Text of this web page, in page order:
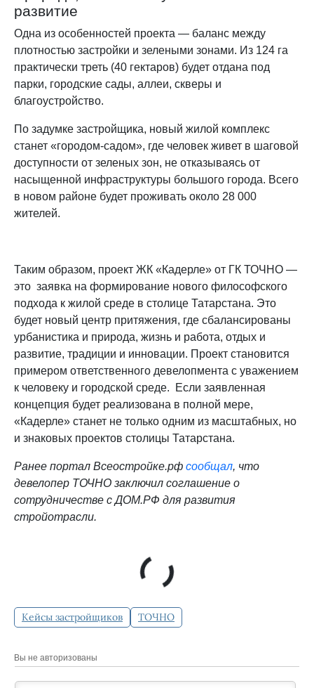
развитие
Одна из особенностей проекта — баланс между
плотностью застройки и зелеными зонами. Из 124 га
практически треть (40 гектаров) будет отдана под
парки, городские сады, аллеи, скверы и
благоустройство.
По задумке застройщика, новый жилой комплекс
станет «городом-садом», где человек живет в шаговой
доступности от зеленых зон, не отказываясь от
насыщенной инфраструктуры большого города. Всего
в новом районе будет проживать около 28 000
жителей.
Таким образом, проект ЖК «Кадерле» от ГК ТОЧНО —
это заявка на формирование нового философского
подхода к жилой среде в столице Татарстана. Это
будет новый центр притяжения, где сбалансированы
урбанистика и природа, жизнь и работа, отдых и
развитие, традиции и инновации. Проект становится
примером ответственного девелопмента с уважением
к человеку и городской среде. Если заявленная
концепция будет реализована в полной мере,
«Кадерле» станет не только одним из масштабных, но
и знаковых проектов столицы Татарстана.
Ранее портал Всеостройке.рф сообщал, что
девелопер ТОЧНО заключил соглашение о
сотрудничестве с ДОМ.РФ для развития
стройотрасли.
Кейсы застройщиков ТОЧНО
Вы не авторизованы